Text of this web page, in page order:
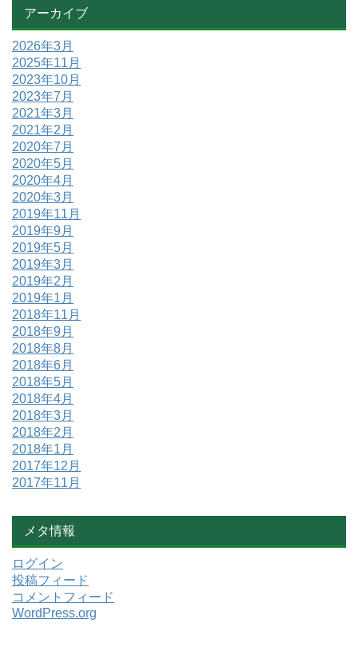
アーカイブ
2026年3月
2025年11月
2023年10月
2023年7月
2021年3月
2021年2月
2020年7月
2020年5月
2020年4月
2020年3月
2019年11月
2019年9月
2019年5月
2019年3月
2019年2月
2019年1月
2018年11月
2018年9月
2018年8月
2018年6月
2018年5月
2018年4月
2018年3月
2018年2月
2018年1月
2017年12月
2017年11月
メタ情報
ログイン
投稿フィード
コメントフィード
WordPress.org